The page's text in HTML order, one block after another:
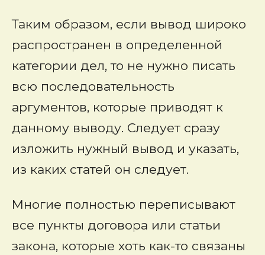
Таким образом, если вывод широко
распространен в определенной
категории дел, то не нужно писать
всю последовательность
аргументов, которые приводят к
данному выводу. Следует сразу
изложить нужный вывод и указать,
из каких статей он следует.
Многие полностью переписывают
все пункты договора или статьи
закона, которые хоть как-то связаны